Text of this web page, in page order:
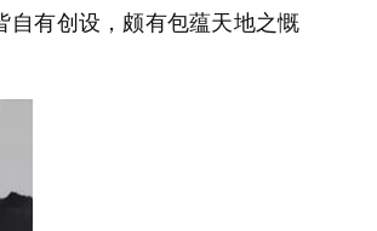
自有创设，颇有包蕴天地之慨